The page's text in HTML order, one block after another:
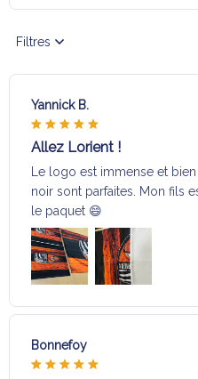
Filtres
Yannick B.
Allez Lorient !
Le logo est immense et
noir sont parfaites. Mon fils
le paquet 😄
Bonnefoy